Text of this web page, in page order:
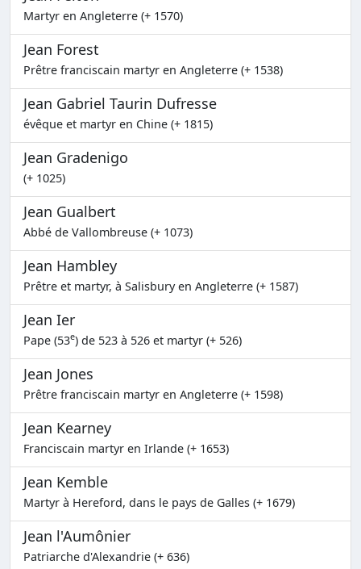
Martyr en Angleterre (+ 1570)
Jean Forest
Prêtre franciscain martyr en Angleterre (+ 1538)
Jean Gabriel Taurin Dufresse
évêque et martyr en Chine (+ 1815)
Jean Gradenigo
(+ 1025)
Jean Gualbert
Abbé de Vallombreuse (+ 1073)
Jean Hambley
Prêtre et martyr, à Salisbury en Angleterre (+ 1587)
Jean Ier
Pape (53e) de 523 à 526 et martyr (+ 526)
Jean Jones
Prêtre franciscain martyr en Angleterre (+ 1598)
Jean Kearney
Franciscain martyr en Irlande (+ 1653)
Jean Kemble
Martyr à Hereford, dans le pays de Galles (+ 1679)
Jean l'Aumônier
Patriarche d'Alexandrie (+ 636)